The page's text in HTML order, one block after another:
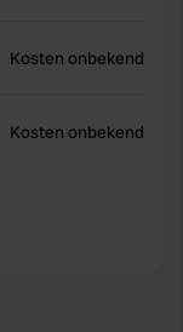
Kosten onbekend
Kosten onbekend